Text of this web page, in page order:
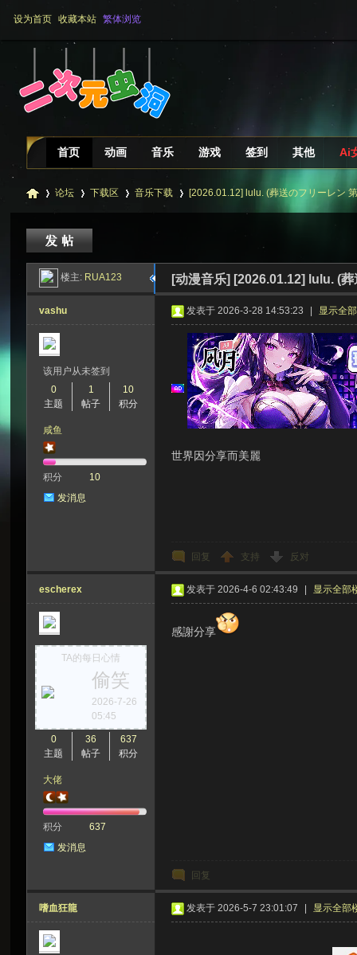
设为首页 收藏本站 繁体浏览
首页 动画 音乐 游戏 签到 其他 Ai
二 »
论坛
›
下载区
›
音乐下载
›
[2026.01.12] lulu. (葬送のフリーレン
楼主: RUA123 [动漫音乐] [2026.01.12] lulu. (
vashu
该用户从未签到
0
主题
1
帖子
10
积分
咸鱼
积分
10
发消息
发表于 2026-3-28 14:53:23 显示全
世界因分享而美麗
回复 支持 反对
escherex
TA的每日心情
偷笑
2026-7-26
05:45
0
主题
36
帖子
637
积分
大佬
积分
637
发消息
发表于 2026-4-6 02:43:49 显示全部
感謝分享
回复
嗜血狂龍 发表于 2026-5-7 23:01:07 显示全部